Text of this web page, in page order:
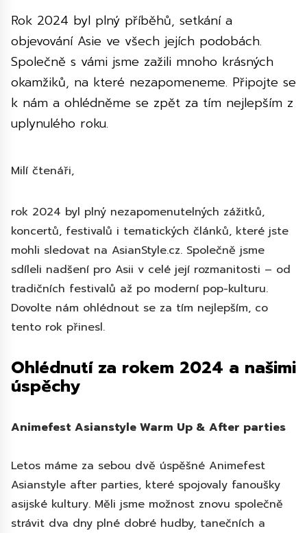
Rok 2024 byl plný příběhů, setkání a
objevování Asie ve všech jejích podobách.
Společně s vámi jsme zažili mnoho krásných
okamžiků, na které nezapomeneme. Připojte se
k nám a ohlédněme se zpět za tím nejlepším z
uplynulého roku.
Milí čtenáři,
rok 2024 byl plný nezapomenutelných zážitků,
koncertů, festivalů i tematických článků, které jste
mohli sledovat na AsianStyle.cz. Společně jsme
sdíleli nadšení pro Asii v celé její rozmanitosti – od
tradičních festivalů až po moderní pop-kulturu.
Dovolte nám ohlédnout se za tím nejlepším, co
tento rok přinesl.
Ohlédnutí za rokem 2024 a našimi
úspěchy
Animefest Asianstyle Warm Up & After parties
Letos máme za sebou dvě úspěšné Animefest
Asianstyle after parties, které spojovaly fanoušky
asijské kultury. Měli jsme možnost znovu společně
strávit dva dny plné dobré hudby, tanečních a